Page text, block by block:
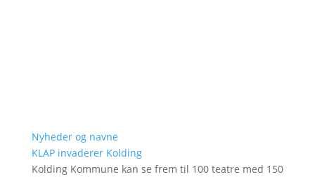
Nyheder og navne
KLAP invaderer Kolding
Kolding Kommune kan se frem til 100 teatre med 150